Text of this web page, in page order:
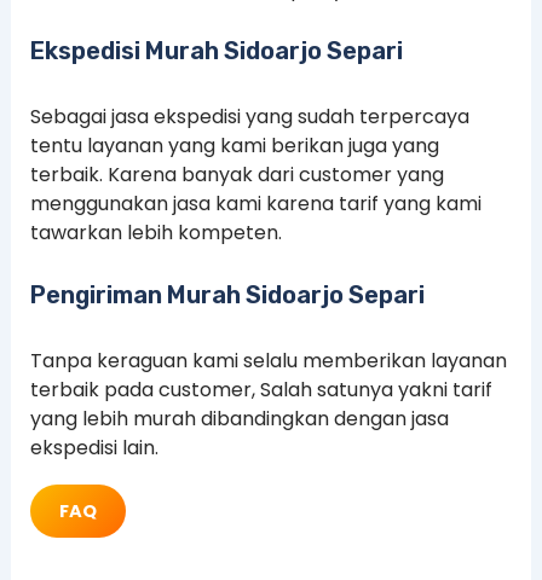
Ekspedisi Murah Sidoarjo Separi
Sebagai jasa ekspedisi yang sudah terpercaya
tentu layanan yang kami berikan juga yang
terbaik. Karena banyak dari customer yang
menggunakan jasa kami karena tarif yang kami
tawarkan lebih kompeten.
Pengiriman Murah Sidoarjo Separi
Tanpa keraguan kami selalu memberikan layanan
terbaik pada customer, Salah satunya yakni tarif
yang lebih murah dibandingkan dengan jasa
ekspedisi lain.
FAQ